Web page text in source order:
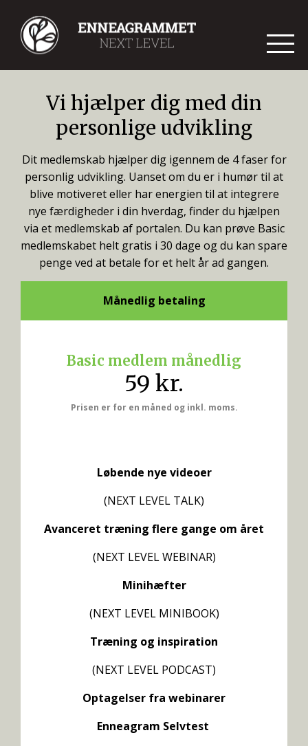
Vi hjælper dig med din
personlige udvikling
Dit medlemskab hjælper dig igennem de 4 faser for
personlig udvikling. Uanset om du er i humør til at
blive motiveret eller har energien til at integrere
nye færdigheder i din hverdag, finder du hjælpen
via et medlemskab af portalen. Du kan prøve Basic
medlemskabet helt gratis i 30 dage og du kan spare
penge ved at betale for et helt år ad gangen.
Månedlig betaling
Basic medlem månedlig
59 kr.
Prisen er for en måned og inkl. moms.
Løbende nye videoer
(NEXT LEVEL TALK)
Avanceret træning flere gange om året
(NEXT LEVEL WEBINAR)
Minihæfter
(NEXT LEVEL MINIBOOK)
Træning og inspiration
(NEXT LEVEL PODCAST)
Optagelser fra webinarer
Enneagram Selvtest